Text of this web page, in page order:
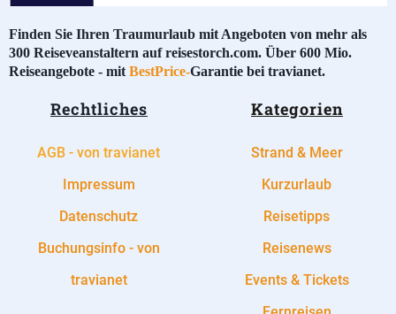
Finden Sie Ihren Traumurlaub mit Angeboten von mehr als
300 Reiseveanstaltern auf reisestorch.com. Über 600 Mio.
Reiseangebote - mitBestPrice-Garantie bei travianet.
Rechtliches
AGB - von travianet
Impressum
Datenschutz
Buchungsinfo - von
travianet
Kategorien
Strand & Meer
Kurzurlaub
Reisetipps
Reisenews
Events & Tickets